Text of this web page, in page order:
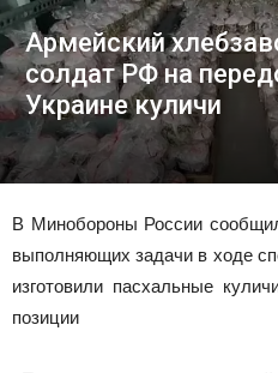
Армейский
солдат РФ на
Украине куличи
В Минобороны России
выполняющих задачи в ходе
изготовили пасхальные
позиции